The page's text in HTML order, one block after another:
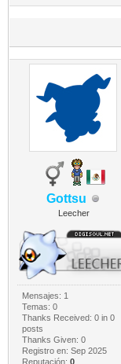
Gottsu
Leecher
Mensajes: 1
Temas: 0
Thanks Received: 0in 0
posts
Thanks Given: 0
Registro en: Sep 2025
Reputación: 0